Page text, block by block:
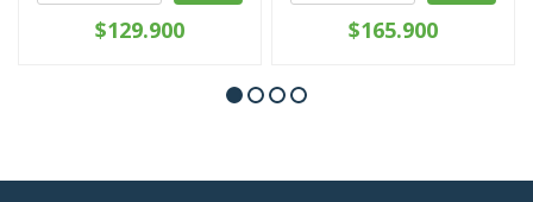
$129.900 $165.900